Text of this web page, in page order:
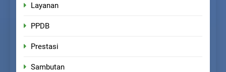
Layanan
PPDB
Prestasi
Sambutan